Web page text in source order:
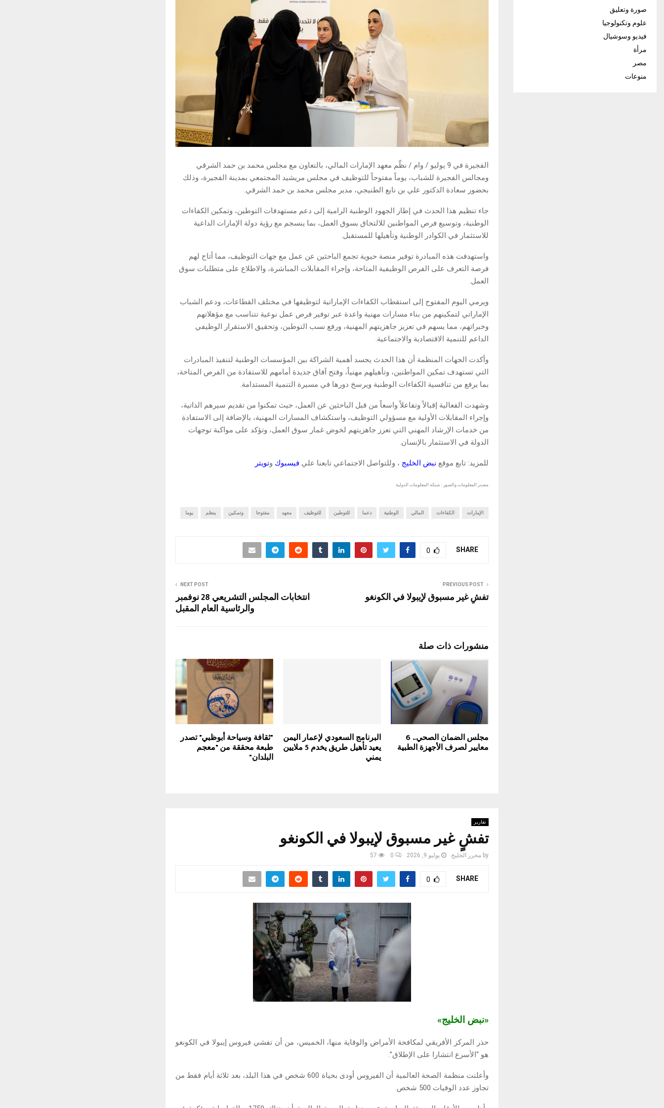
الفجيرة في 9 يوليو / وام / نظّم معهد الإمارات المالي، بالتعاون مع مجلس محمد بن حمد الشرقي
ومجالس الفجيرة للشباب، يوماً مفتوحاً للتوظيف في مجلس مريشيد المجتمعي بمدينة الفجيرة، وذلك
بحضور سعادة الدكتور علي بن نايع الطنيجي، مدير مجلس محمد بن حمد الشرقي.
جاء تنظيم هذا الحدث في إطار الجهود الوطنية الرامية إلى دعم مستهدفات التوطين، وتمكين الكفاءات
الوطنية، وتوسيع فرص المواطنين للالتحاق بسوق العمل، بما ينسجم مع رؤية دولة الإمارات الداعية
للاستثمار في الكوادر الوطنية وتأهيلها للمستقبل.
واستهدفت هذه المبادرة توفير منصة حيوية تجمع الباحثين عن عمل مع جهات التوظيف، مما أتاح لهم
فرصة التعرف على الفرص الوظيفية المتاحة، وإجراء المقابلات المباشرة، والاطلاع على متطلبات سوق
العمل.
ويرمي اليوم المفتوح إلى استقطاب الكفاءات الإماراتية لتوظيفها في مختلف القطاعات، ودعم الشباب
الإماراتي لتمكينهم من بناء مسارات مهنية واعدة عبر توفير فرص عمل نوعية تتناسب مع مؤهلاتهم
وخبراتهم، مما يسهم في تعزيز جاهزيتهم المهنية، ورفع نسب التوطين، وتحقيق الاستقرار الوظيفي
الداعم للتنمية الاقتصادية والاجتماعية.
وأكدت الجهات المنظمة أن هذا الحدث يجسد أهمية الشراكة بين المؤسسات الوطنية لتنفيذ المبادرات
التي تستهدف تمكين المواطنين، وتأهيلهم مهنياً، وفتح آفاق جديدة أمامهم للاستفادة من الفرص المتاحة،
بما يرفع من تنافسية الكفاءات الوطنية ويرسخ دورها في مسيرة التنمية المستدامة.
وشهدت الفعالية إقبالاً وتفاعلاً واسعاً من قبل الباحثين عن العمل، حيث تمكنوا من تقديم سيرهم الذاتية،
وإجراء المقابلات الأولية مع مسؤولي التوظيف، واستكشاف المسارات المهنية، بالإضافة إلى الاستفادة
من خدمات الإرشاد المهني التي تعزز جاهزيتهم لخوض غمار سوق العمل، وتؤكد على مواكبة توجهات
الدولة في الاستثمار بالإنسان.
للمزيد: تابع موقع نبض الخليج ، وللتواصل الاجتماعي تابعنا علي فيسبوك وتويتر
مصدر المعلومات والصور : شبكة المعلومات الدولية
الإمارات الكفاءات المالي الوطنية دعما للتوطين للتوظيف معهد مفتوحا وتمكين ينظم يوما
SHARE
0
PREVIOUS POST
تفشٍ غير مسبوق لإيبولا في الكونغو
NEXT POST
انتخابات المجلس التشريعي 28 نوفمبر
والرئاسية العام المقبل
منشورات ذات صلة
مجلس الضمان الصحي.. 6
معايير لصرف الأجهزة الطبية
البرنامج السعودي لإعمار اليمن
يعيد تأهيل طريق يخدم 5 ملايين
يمني
"ثقافة وسياحة أبوظبي" تصدر
طبعة محققة من "معجم
البلدان"
تقارير
تفشٍ غير مسبوق لإيبولا في الكونغو
by محرر الخليج يوليو 9, 2026 0
57
SHARE
0
«نبض الخليج»
حذر المركز الأفريقي لمكافحة الأمراض والوقاية منها، الخميس، من أن تفشي فيروس إيبولا في الكونغو
هو “الأسرع انتشارا على الإطلاق”.
وأعلنت منظمة الصحة العالمية أن الفيروس أودى بحياة 600 شخص في هذا البلد، بعد ثلاثة أيام فقط من
تجاوز عدد الوفيات 500 شخص.
صورة وتعليق
علوم وتكنولوجيا
فيديو وسوشيال
مرأة
مصر
منوعات